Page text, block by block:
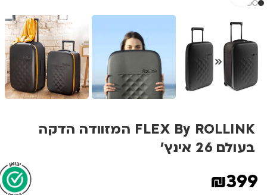
FLEX By ROLLINK המזוודה הדקה
בעולם 26 אינץ'
₪399